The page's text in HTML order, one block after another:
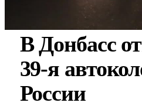
В Донбасс
39-я
России